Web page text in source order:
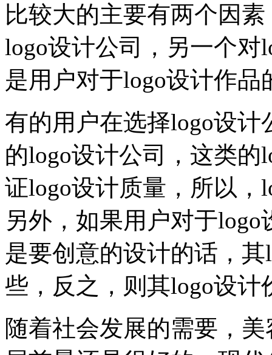
比较大的主要有两个因
logo设计公司，另一个
是用户对于logo设计作品
有的用户在选择logo设
的logo设计公司，这类
证logo设计质量，所以
另外，如果用户对于
是要创意的设计的话，
些，反之，则其logo设计
随着社会发展的需要，